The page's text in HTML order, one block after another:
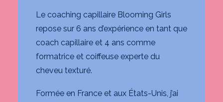
Le coaching capillaire Blooming Girls
repose sur 6 ans d’expérience en tant que
coach capillaire et 4 ans comme
formatrice et coiffeuse experte du
cheveu texturé.
Formée en France et aux États-Unis, j’ai